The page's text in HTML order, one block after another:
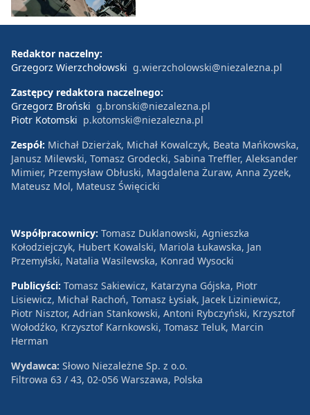
Redaktor naczelny:
Grzegorz Wierzchołowski g.wierzcholowski@niezalezna.pl
Zastępcy redaktora naczelnego:
Grzegorz Broński g.bronski@niezalezna.pl
Piotr Kotomski p.kotomski@niezalezna.pl
Zespół: Michał Dzierżak, Michał Kowalczyk, Beata Mańkowska,
Janusz Milewski, Tomasz Grodecki, Sabina Treffler, Aleksander
Mimier, Przemysław Obłuski, Magdalena Żuraw, Anna Zyzek,
Mateusz Mol, Mateusz Święcicki
Współpracownicy: Tomasz Duklanowski, Agnieszka
Kołodziejczyk, Hubert Kowalski, Mariola Łukawska, Jan
Przemyłski, Natalia Wasilewska, Konrad Wysocki
Publicyści: Tomasz Sakiewicz, Katarzyna Gójska, Piotr
Lisiewicz, Michał Rachoń, Tomasz Łysiak, Jacek Liziniewicz,
Piotr Nisztor, Adrian Stankowski, Antoni Rybczyński, Krzysztof
Wołodźko, Krzysztof Karnkowski, Tomasz Teluk, Marcin
Herman
Wydawca: Słowo Niezależne Sp. z o.o.
Filtrowa 63 / 43, 02-056 Warszawa, Polska